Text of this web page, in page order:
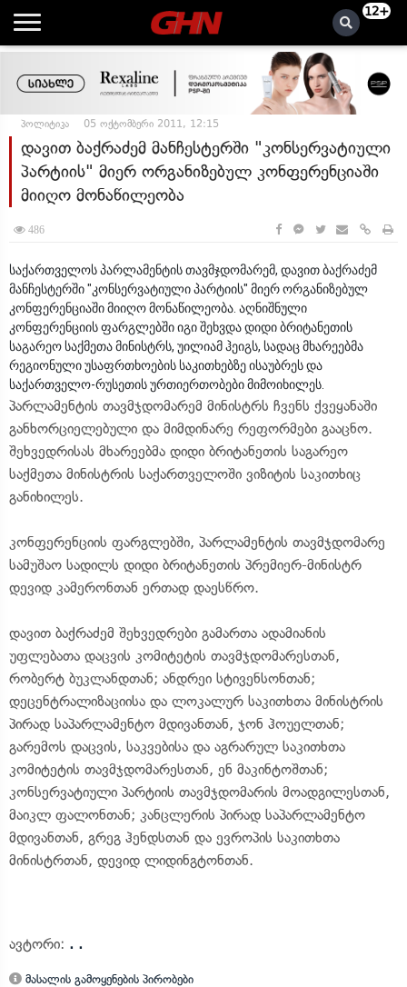
12+
პოლიტიკა 05 ოქტომბერი 2011, 12:15
დავით ბაქრაძემ მანჩესტერში "კონსერვატიული
პარტიის" მიერ ორგანიზებულ კონფერენციაში
მიიღო მონაწილეობა
486
საქართველოს პარლამენტის თავმჯდომარემ, დავით ბაქრაძემ
მანჩესტერში "კონსერვატიული პარტიის" მიერ ორგანიზებულ
კონფერენციაში მიიღო მონაწილეობა. აღნიშნული
კონფერენციის ფარგლებში იგი შეხვდა დიდი ბრიტანეთის
საგარეო საქმეთა მინისტრს, უილიამ ჰეიგს, სადაც მხარეებმა
რეგიონული უსაფრთხოების საკითხებზე ისაუბრეს და
საქართველო-რუსეთის ურთიერთობები მიმოიხილეს.
პარლამენტის თავმჯდომარემ მინისტრს ჩვენს ქვეყანაში
განხორციელებული და მიმდინარე რეფორმები გააცნო.
შეხვედრისას მხარეებმა დიდი ბრიტანეთის საგარეო
საქმეთა მინისტრის საქართველოში ვიზიტის საკითხიც
განიხილეს.
კონფერენციის ფარგლებში, პარლამენტის თავმჯდომარე
სამუშაო სადილს დიდი ბრიტანეთის პრემიერ-მინისტრ
დევიდ კამერონთან ერთად დაესწრო.
დავით ბაქრაძემ შეხვედრები გამართა ადამიანის
უფლებათა დაცვის კომიტეტის თავმჯდომარესთან,
რობერტ ბუკლანდთან; ანდრეი სტივენსონთან;
დეცენტრალიზაციისა და ლოკალურ საკითხთა მინისტრის
პირად საპარლამენტო მდივანთან, ჯონ ჰოუელთან;
გარემოს დაცვის, საკვებისა და აგრარულ საკითხთა
კომიტეტის თავმჯდომარესთან, ენ მაკინტოშთან;
კონსერვატიული პარტიის თავმჯდომარის მოადგილესთან,
მაიკლ ფალონთან; კანცლერის პირად საპარლამენტო
მდივანთან, გრეგ ჰენდსთან და ევროპის საკითხთა
მინისტრთან, დევიდ ლიდინგტონთან.
ავტორი: . .
მასალის გამოყენების პირობები